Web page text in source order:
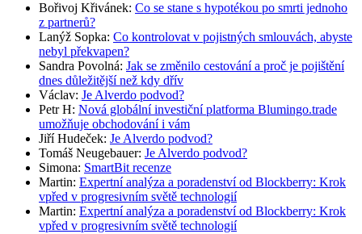
Bořivoj Křivánek: Co se stane s hypotékou po smrti jednoho
z partnerů?
Lanýž Sopka: Co kontrolovat v pojistných smlouvách, abyste
nebyl překvapen?
Sandra Povolná: Jak se změnilo cestování a proč je pojištění
dnes důležitější než kdy dřív
Václav: Je Alverdo podvod?
Petr H: Nová globální investiční platforma Blumingo.trade
umožňuje obchodování i vám
Jiří Hudeček: Je Alverdo podvod?
Tomáš Neugebauer: Je Alverdo podvod?
Simona: SmartBit recenze
Martin: Expertní analýza a poradenství od Blockberry: Krok
vpřed v progresivním světě technologií
Martin: Expertní analýza a poradenství od Blockberry: Krok
vpřed v progresivním světě technologií